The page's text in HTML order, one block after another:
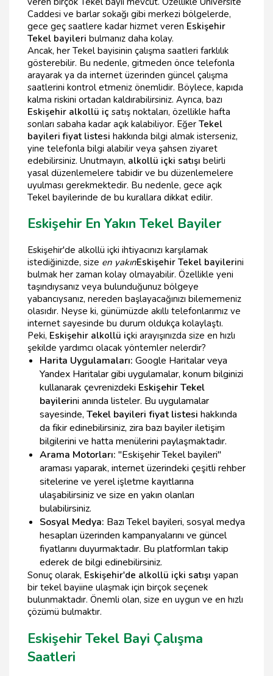
Caddesi ve barlar sokağı gibi merkezi bölgelerde,
gece geç saatlere kadar hizmet veren Eskişehir
Tekel bayileri bulmanız daha kolay.
Ancak, her Tekel bayisinin çalışma saatleri farklılık
gösterebilir. Bu nedenle, gitmeden önce telefonla
arayarak ya da internet üzerinden güncel çalışma
saatlerini kontrol etmeniz önemlidir. Böylece, kapıda
kalma riskini ortadan kaldırabilirsiniz. Ayrıca, bazı
Eskişehir alkollü iç satış noktaları, özellikle hafta
sonları sabaha kadar açık kalabiliyor. Eğer Tekel
bayileri fiyat listesi hakkında bilgi almak isterseniz,
yine telefonla bilgi alabilir veya şahsen ziyaret
edebilirsiniz. Unutmayın, alkollü içki satışı belirli
yasal düzenlemelere tabidir ve bu düzenlemelere
uyulması gerekmektedir. Bu nedenle, gece açık
Tekel bayilerinde de bu kurallara dikkat edilir.
Eskişehir En Yakın Tekel Bayiler
Eskişehir'de alkollü içki ihtiyacınızı karşılamak
istediğinizde, size en yakınEskişehir Tekel bayilerini
bulmak her zaman kolay olmayabilir. Özellikle yeni
taşındıysanız veya bulunduğunuz bölgeye
yabancıysanız, nereden başlayacağınızı bilememeniz
olasıdır. Neyse ki, günümüzde akıllı telefonlarımız ve
internet sayesinde bu durum oldukça kolaylaştı.
Peki, Eskişehir alkollü içki arayışınızda size en hızlı
şekilde yardımcı olacak yöntemler nelerdir?
Harita Uygulamaları: Google Haritalar veya
Yandex Haritalar gibi uygulamalar, konum bilginizi
kullanarak çevrenizdeki Eskişehir Tekel
bayilerini anında listeler. Bu uygulamalar
sayesinde, Tekel bayileri fiyat listesi hakkında
da fikir edinebilirsiniz, zira bazı bayiler iletişim
bilgilerini ve hatta menülerini paylaşmaktadır.
Arama Motorları: "Eskişehir Tekel bayileri"
araması yaparak, internet üzerindeki çeşitli rehber
sitelerine ve yerel işletme kayıtlarına
ulaşabilirsiniz ve size en yakın olanları
bulabilirsiniz.
Sosyal Medya: Bazı Tekel bayileri, sosyal medya
hesapları üzerinden kampanyalarını ve güncel
fiyatlarını duyurmaktadır. Bu platformları takip
ederek de bilgi edinebilirsiniz.
Sonuç olarak, Eskişehir'de alkollü içki satışı yapan
bir tekel bayiine ulaşmak için birçok seçenek
bulunmaktadır. Önemli olan, size en uygun ve en hızlı
çözümü bulmaktır.
Eskişehir Tekel Bayi Çalışma
Saatleri